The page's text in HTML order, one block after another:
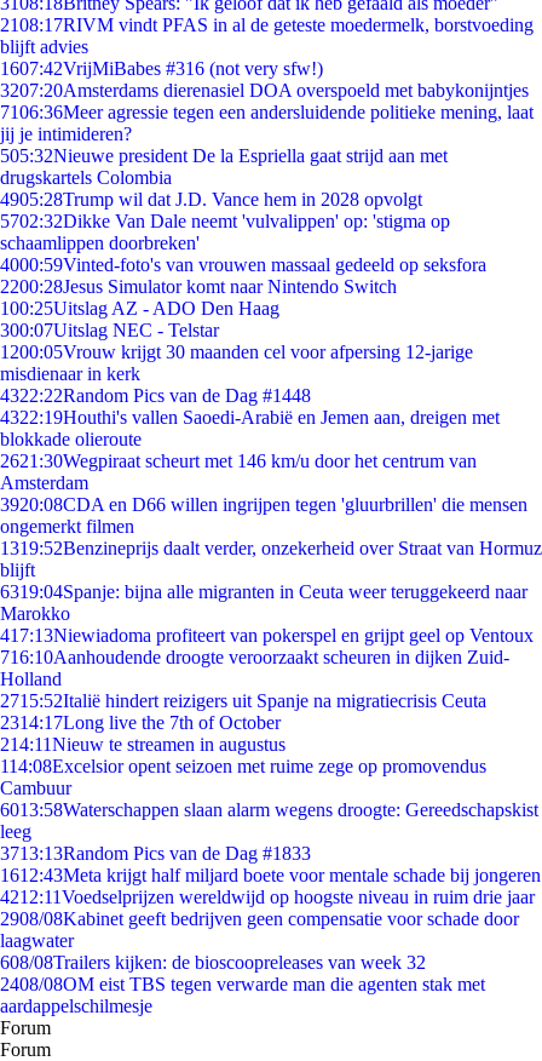
2108:17RIVM vindt PFAS in al de geteste moedermelk, borstvoeding
blijft advies
1607:42VrijMiBabes #316 (not very sfw!)
3207:20Amsterdams dierenasiel DOA overspoeld met babykonijntjes
7106:36Meer agressie tegen een andersluidende politieke mening, laat
jij je intimideren?
505:32Nieuwe president De la Espriella gaat strijd aan met
drugskartels Colombia
4905:28Trump wil dat J.D. Vance hem in 2028 opvolgt
5702:32Dikke Van Dale neemt 'vulvalippen' op: 'stigma op
schaamlippen doorbreken'
4000:59Vinted-foto's van vrouwen massaal gedeeld op seksfora
2200:28Jesus Simulator komt naar Nintendo Switch
100:25Uitslag AZ - ADO Den Haag
300:07Uitslag NEC - Telstar
1200:05Vrouw krijgt 30 maanden cel voor afpersing 12-jarige
misdienaar in kerk
4322:22Random Pics van de Dag #1448
4322:19Houthi's vallen Saoedi-Arabië en Jemen aan, dreigen met
blokkade olieroute
2621:30Wegpiraat scheurt met 146 km/u door het centrum van
Amsterdam
3920:08CDA en D66 willen ingrijpen tegen 'gluurbrillen' die mensen
ongemerkt filmen
1319:52Benzineprijs daalt verder, onzekerheid over Straat van Hormuz
blijft
6319:04Spanje: bijna alle migranten in Ceuta weer teruggekeerd naar
Marokko
417:13Niewiadoma profiteert van pokerspel en grijpt geel op Ventoux
716:10Aanhoudende droogte veroorzaakt scheuren in dijken Zuid-
Holland
2715:52Italië hindert reizigers uit Spanje na migratiecrisis Ceuta
2314:17Long live the 7th of October
214:11Nieuw te streamen in augustus
114:08Excelsior opent seizoen met ruime zege op promovendus
Cambuur
6013:58Waterschappen slaan alarm wegens droogte: Gereedschapskist
leeg
3713:13Random Pics van de Dag #1833
1612:43Meta krijgt half miljard boete voor mentale schade bij jongeren
4212:11Voedselprijzen wereldwijd op hoogste niveau in ruim drie jaar
2908/08Kabinet geeft bedrijven geen compensatie voor schade door
laagwater
608/08Trailers kijken: de bioscoopreleases van week 32
2408/08OM eist TBS tegen verwarde man die agenten stak met
aardappelschilmesje
Forum
Forum